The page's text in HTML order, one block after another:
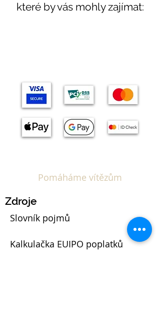
které by vás mohly zajímat:
Pomáháme vítězům
Zdroje
Slovník pojmů
Kalkulačka EUIPO poplatků